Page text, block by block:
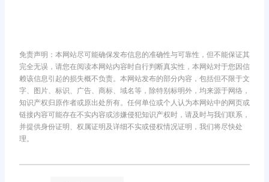
免责声明：本网站尽可能确保发布信息的准确性与可靠性，但不能保证其
完全无误，请您在阅读本网站内容时自行判断真实性，本网站对于您因信
赖该信息引起的损失概不负责。本网站发布的部分内容，包括但不限于文
字、图片、标识、广告、商标、域名等，除特别标明外，均来源于网络，
知识产权归原作者或原出处所有。任何单位或个人认为本网站中的网页或
链接内容可能存在不实内容或涉嫌侵犯知识产权时，请及时与我们联系，
并提供身份证明、权属证明及详细不实或侵权情况证明，我们将尽快处
理。